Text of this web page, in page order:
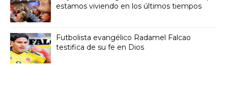
estamos viviendo en los últimos tiempos
Futbolista evangélico Radamel Falcao
testifica de su fe en Dios